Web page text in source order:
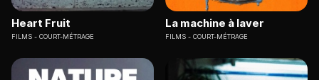
Heart Fruit
FILMS COURT-MÉTRAGE
La machine à laver
FILMS COURT-MÉTRAGE